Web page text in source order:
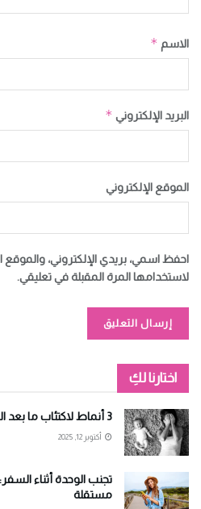
الاسم *
البريد الإلكتروني *
الموقع الإلكتروني
احفظ اسمي، بريدي الإلكتروني، والموقع
لاستخدامها المرة المقبلة في تعليقي.
Alternative:
اختارنا لكِ
3 أنماط لاكتئاب ما بعد الولادة .. تعرفي عليها
أكتوبر 12, 2025
مستقلة